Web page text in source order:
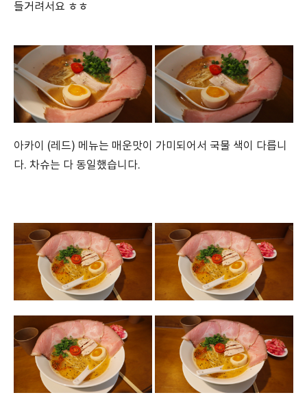
들거려서요 ㅎㅎ
아카이 (레드) 메뉴는 매운맛이 가미되어서 국물 색이 다릅니
다. 차슈는 다 동일했습니다.